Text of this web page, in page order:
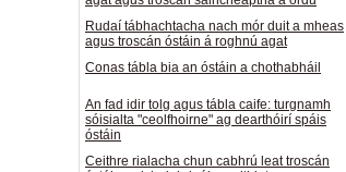
Rudaí tábhachtacha nach mór duit a mheas
agus troscán óstáin á roghnú agat
Conas tábla bia an óstáin a chothabháil
sóisialta "ceolfhoirne" ag dearthóirí spáis
óstáin
Ceithre rialacha chun cabhrú leat troscán
óstáin ardchaighdeáin a aithint